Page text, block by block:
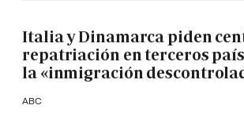
Italia y Dinamarca piden
repatriación en terceros
la «inmigración
ABC